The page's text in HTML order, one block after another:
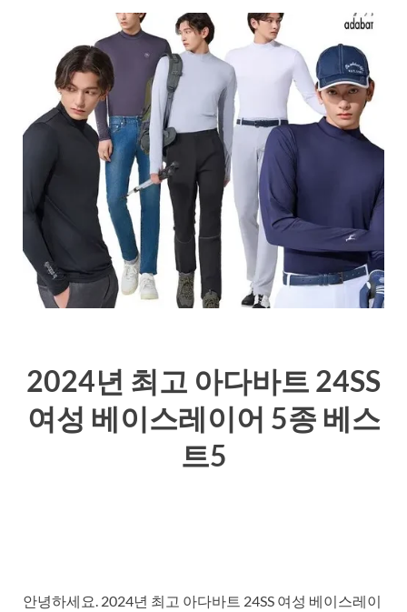
2024년 최고 아다바트 24SS
여성 베이스레이어 5종 베스
트5
안녕하세요. 2024년 최고 아다바트 24SS 여성 베이스레이